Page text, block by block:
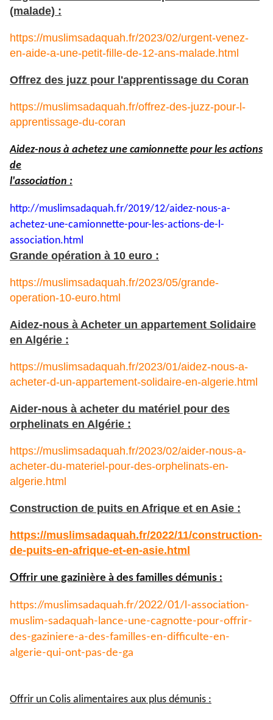
(malade) :
https://muslimsadaquah.fr/2023/02/urgent-venez-
en-aide-a-une-petit-fille-de-12-ans-malade.html
Offrez des juzz pour l'apprentissage du Coran
https://muslimsadaquah.fr/offrez-des-juzz-pour-l-
apprentissage-du-coran
Aidez-nous à achetez une camionnette pour les actions
de
l'association :
http://muslimsadaquah.fr/2019/12/aidez-nous-a-
achetez-une-camionnette-pour-les-actions-de-l-
association.html
Grande opération à 10 euro :
https://muslimsadaquah.fr/2023/05/grande-
operation-10-euro.html
Aidez-nous à Acheter un appartement Solidaire
en Algérie :
https://muslimsadaquah.fr/2023/01/aidez-nous-a-
acheter-d-un-appartement-solidaire-en-algerie.html
Aider-nous à acheter du matériel pour des
orphelinats en Algérie :
https://muslimsadaquah.fr/2023/02/aider-nous-a-
acheter-du-materiel-pour-des-orphelinats-en-
algerie.html
Construction de puits en Afrique et en Asie :
https://muslimsadaquah.fr/2022/11/construction-
de-puits-en-afrique-et-en-asie.html
Offrir une gazinière à des familles démunis :
https://muslimsadaquah.fr/2022/01/l-association-
muslim-sadaquah-lance-une-cagnotte-pour-offrir-
des-gaziniere-a-des-familles-en-difficulte-en-
algerie-qui-ont-pas-de-ga
Offrir un Colis alimentaires aux plus démunis :